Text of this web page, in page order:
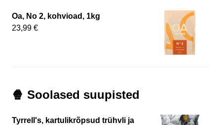
Oa, No 2, kohvioad, 1kg
23,99 €
🍿 Soolased suupisted
Tyrrell's, kartulikrõpsud trühvli ja